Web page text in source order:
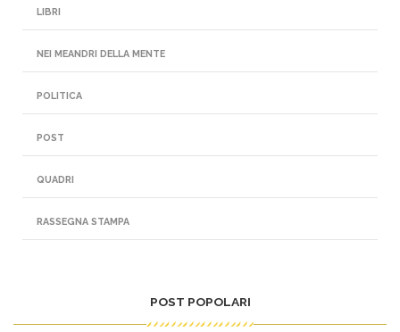
LIBRI
NEI MEANDRI DELLA MENTE
POLITICA
POST
QUADRI
RASSEGNA STAMPA
POST POPOLARI